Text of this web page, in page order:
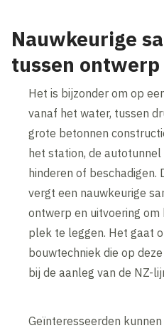
Wijzig cookie
Nauwkeurige
tussen
Het is bijzonder om op
vanaf het water, tussen
grote betonnen
het station, de
hinderen of beschadigen.
vergt een nauwkeurige
ontwerp en uitvoering
plek te leggen. Het gaat
bouwtechniek die op
bij de aanleg van de NZ-
Geïnteresseerden